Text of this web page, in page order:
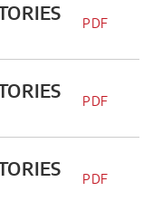
PDF
PDF
PDF